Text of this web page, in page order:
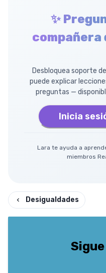
✨
compañera
Desbloquea soporte
puede explicar
preguntas —
Inicia
Lara te ayuda a
miembros
Desigualdades